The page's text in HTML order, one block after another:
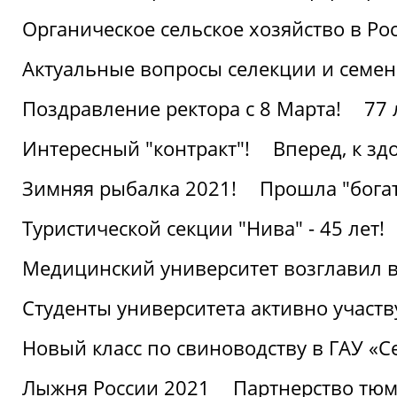
Органическое сельское хозяйство в
Актуальные вопросы селекции и
Поздравление ректора с 8 Марта!
77
Интересный "контракт"!
Вперед, к
Зимняя рыбалка 2021!
Прошла
Туристической секции "Нива" - 45 лет!
Медицинский университет возглавил
Студенты университета активно
Новый класс по свиноводству в ГАУ
Лыжня России 2021
Партнерство